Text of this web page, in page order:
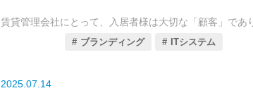
関する情報をリアルタイムで確認できるプラットフォー
これにより、収支報告の即時性向上、修繕承認のスピー
2025年現在、賃貸管理会社向けのオーナーアプリ・サー
賃貸管理会社にとって、入居者様は大切な「顧客」であ
満足度向上が事業の安定性と成長に直結します。しかし
かかります。特に、電話やメールに頼ったアナログな対
ブランディング ITシステム
2025.07.14